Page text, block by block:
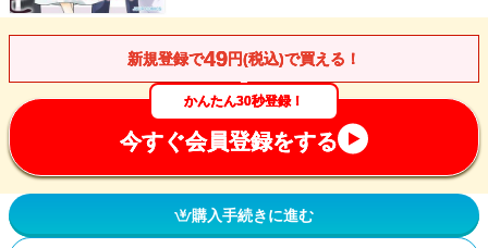
新規登録で49円(税込)で買える！
かんたん30秒登録！
今すぐ会員登録をする
購入手続きに進む